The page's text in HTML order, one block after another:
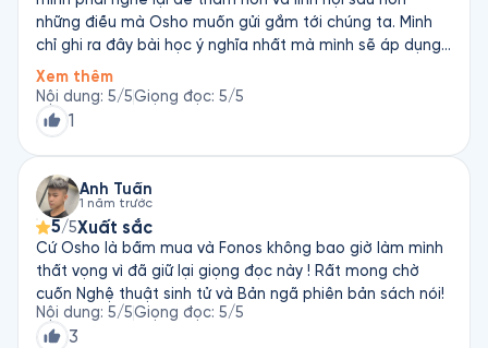
những điều mà Osho muốn gửi gắm tới chúng ta. Mình
chỉ ghi ra đây bài học ý nghĩa nhất mà mình sẽ áp dụng:
ko có suy nghĩ nào là của mình cả, ko bám chấp vào bất
cứ suy nghĩ hay thông tin nào mà mình tiếp nhận hàng
ngày. Việc duy nhất cần quan tâm là quan sát chúng mà
ko phán xét. Như thế suy nghĩ đến rồi đi, tâm ta không
còn vướng bận và sẽ có thể tập trung vào việc hiện tại
của mình. Điều này giống với thực tập chánh niệm.
Xem thêm
Nội dung: 5/5Giọng đọc: 5/5
1
Anh Tuấn
1 năm trước
5/5Xuất sắc
Cứ Osho là bấm mua và Fonos không bao giờ làm mình
thất vọng vì đã giữ lại giọng đọc này ! Rất mong chờ
cuốn Nghệ thuật sinh tử và Bản ngã phiên bản sách nói!
Nội dung: 5/5Giọng đọc: 5/5
3